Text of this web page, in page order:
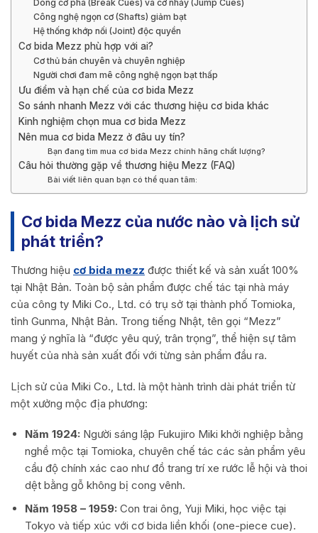
Dòng cơ phá (Break Cues) và cơ nhảy (Jump Cues)
Công nghệ ngọn cơ (Shafts) giảm bạt
Hệ thống khớp nối (Joint) độc quyền
Cơ bida Mezz phù hợp với ai?
Cơ thủ bán chuyên và chuyên nghiệp
Người chơi đam mê công nghệ ngọn bạt thấp
Ưu điểm và hạn chế của cơ bida Mezz
So sánh nhanh Mezz với các thương hiệu cơ bida khác
Kinh nghiệm chọn mua cơ bida Mezz
Nên mua cơ bida Mezz ở đâu uy tín?
Bạn đang tìm mua cơ bida Mezz chính hãng chất lượng?
Câu hỏi thường gặp về thương hiệu Mezz (FAQ)
Bài viết liên quan bạn có thể quan tâm:
Cơ bida Mezz của nước nào và lịch sử
phát triển?
Thương hiệu cơ bida mezz được thiết kế và sản xuất 100%
tại Nhật Bản. Toàn bộ sản phẩm được chế tác tại nhà máy
của công ty Miki Co., Ltd. có trụ sở tại thành phố Tomioka,
tỉnh Gunma, Nhật Bản. Trong tiếng Nhật, tên gọi “Mezz”
mang ý nghĩa là “được yêu quý, trân trọng”, thể hiện sự tâm
huyết của nhà sản xuất đối với từng sản phẩm đầu ra.
Lịch sử của Miki Co., Ltd. là một hành trình dài phát triển từ
một xưởng mộc địa phương:
Năm 1924: Người sáng lập Fukujiro Miki khởi nghiệp bằng
nghề mộc tại Tomioka, chuyên chế tác các sản phẩm yêu
cầu độ chính xác cao như đồ trang trí xe rước lễ hội và thoi
dệt bằng gỗ không bị cong vênh.
Năm 1958 – 1959: Con trai ông, Yuji Miki, học việc tại
Tokyo và tiếp xúc với cơ bida liền khối (one-piece cue).